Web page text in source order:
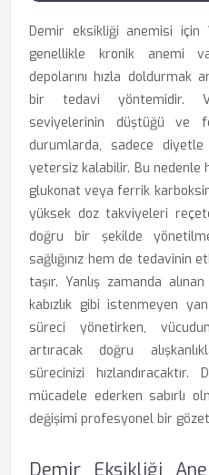
Demir eksikliği anemisi için
genellikle kronik anemi
depolarını hızla doldurmak
bir tedavi yöntemidir.
seviyelerinin düştüğü ve
durumlarda, sadece
yetersiz kalabilir. Bu
glukonat veya ferrik
yüksek doz takviyeleri
doğru bir şekilde
sağlığınız hem de tedavinin
taşır. Yanlış zamanda
kabızlık gibi istenmeyen
süreci yönetirken,
artıracak doğru
sürecinizi
mücadele ederken sabırlı
değişimi profesyonel bir
Demir Eksikliği